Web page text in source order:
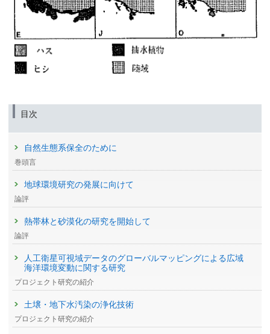
目次
自然生態系保全のために
巻頭言
地球環境研究の発展に向けて
論評
熱帯林と砂漠化の研究を開始して
論評
人工衛星可視域データのグローバルマッピングによる広域
海洋環境変動に関する研究
プロジェクト研究の紹介
土壌・地下水汚染の浄化技術
プロジェクト研究の紹介